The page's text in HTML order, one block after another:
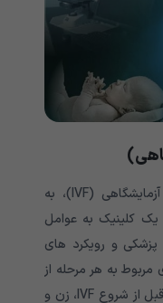
افراد در هنگام انتخاب کلینیک لقاح آزمایشگاهی (IVF)، به
کلینیک به عوامل
و رویکرد های
مربوط به هر مرحله از
این روش اطلاعات دقیقی کسب کنند. قبل از شروع IVF، زن و